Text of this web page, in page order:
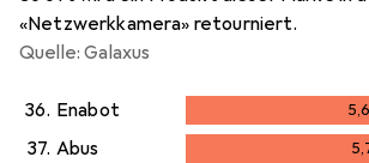
«Netzwerkkamera» retourniert.
Quelle: Galaxus
36. Enabot 5,6
37. Abus